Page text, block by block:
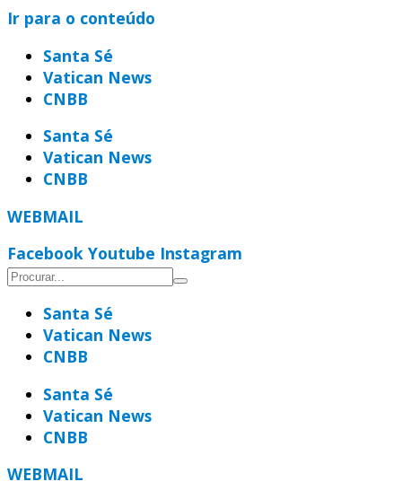
Ir para o conteúdo
Santa Sé
Vatican News
CNBB
Santa Sé
Vatican News
CNBB
WEBMAIL
Facebook Youtube Instagram
Santa Sé
Vatican News
CNBB
Santa Sé
Vatican News
CNBB
WEBMAIL